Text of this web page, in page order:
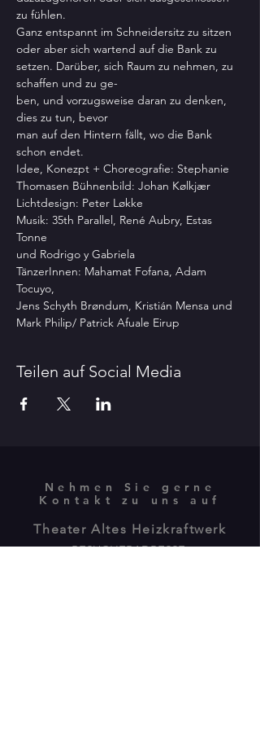
zu fühlen.
Ganz entspannt im Schneidersitz zu sitzen
oder aber sich wartend auf die Bank zu
setzen. Darüber, sich Raum zu nehmen, zu
schaffen und zu ge-
ben, und vorzugsweise daran zu denken,
dies zu tun, bevor
man auf den Hintern fällt, wo die Bank
schon endet.
Idee, Konezpt + Choreografie: Stephanie
Thomasen Bühnenbild: Johan Kølkjær
Lichtdesign: Peter Løkke
Musik: 35th Parallel, René Aubry, Estas
Tonne
und Rodrigo y Gabriela
TänzerInnen: Mahamat Fofana, Adam
Tocuyo,
Jens Schyth Brøndum, Kristián Mensa und
Mark Philip/ Patrick Afuale Eirup
Teilen auf Social Media
Nehmen Sie gerne
Kontakt zu uns auf
Theater Altes Heizkraftwerk
BESUCHERADRESSE: